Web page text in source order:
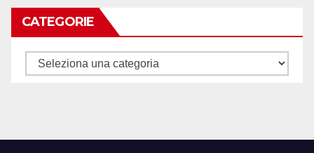
CATEGORIE
Categorie